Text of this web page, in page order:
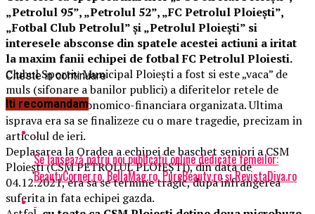
„Petrolul 95”, „Petrolul 52”, „FC Petrolul Ploieşti”,
„Fotbal Club Petrolul” şi „Petrolul Ploieşti” si
interesele absconse din spatele acestei actiuni a iritat
la maxim fanii echipei de fotbal FC Petrolul Ploiesti.
Clubul Sportiv Municipal Ploieşti a fost si este „vaca” de
muls (sifonare a banilor publici) a diferitelor retele de
criminalitate economico-financiara organizata. Ultima
isprava era sa se finalizeze cu o mare tragedie, precizam in
articolul de ieri.
Deplasarea la Oradea a echipei de baschet seniori a CSM
Ploieşti (CSM PETROLUL PLOIEŞTI), din data de
04.12.2021, era sa se termine tragic, dupa infrangerea
suferita in fata echipei gazda.
Citeste in continuare
Iti recomandam
Se lansează patru noi publicații online dedicate femeilor:
BeautyCorner.ro, BellaMag.ro, PureBeauty.ro și RevistaDiva.ro